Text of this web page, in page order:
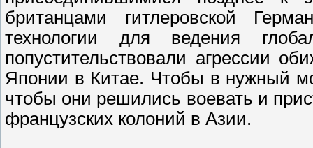
британцами гитлеровской
технологии для ведения
попустительствовали агрессии
Японии в Китае. Чтобы в нужный
чтобы они решились воевать и
французских колоний в Азии.